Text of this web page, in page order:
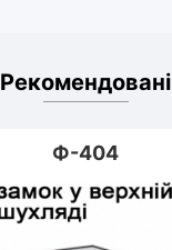
Рекомендовані
Ф-404